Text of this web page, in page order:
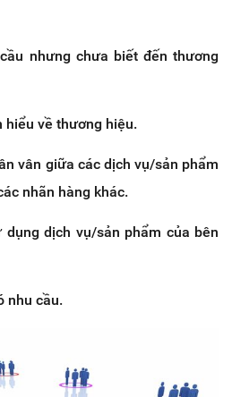
nhưng chưa biết đến thương
hiểu về thương hiệu.
vân giữa các dịch vụ/sản phẩm
nhãn hàng khác.
dụng dịch vụ/sản phẩm của bên
nhu cầu.